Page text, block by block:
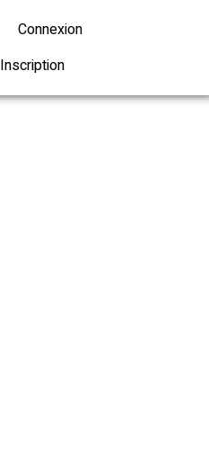
Connexion
Inscription